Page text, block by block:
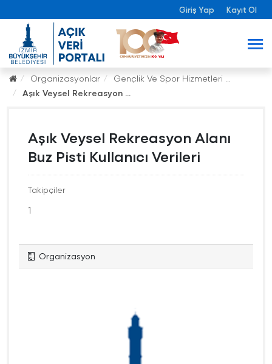
Giriş Yap Kayıt Ol
Organizasyonlar
Gençlik Ve Spor Hizmetleri ...
Aşık Veysel Rekreasyon ...
Aşık Veysel Rekreasyon Alanı
Buz Pisti Kullanıcı Verileri
Takipçiler
1
Organizasyon